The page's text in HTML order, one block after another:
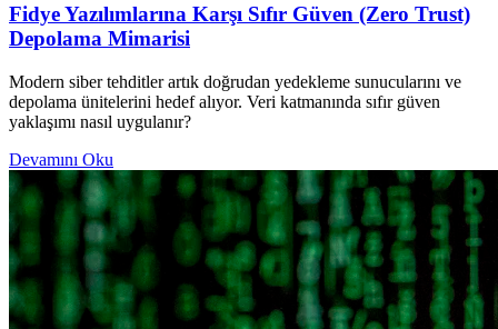
Fidye Yazılımlarına Karşı Sıfır Güven (Zero Trust)
Depolama Mimarisi
Modern siber tehditler artık doğrudan yedekleme sunucularını ve
depolama ünitelerini hedef alıyor. Veri katmanında sıfır güven
yaklaşımı nasıl uygulanır?
Devamını Oku